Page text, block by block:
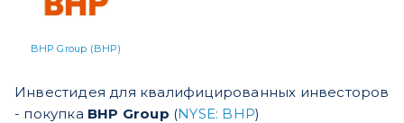
BHP Group (BHP)
Инвестидея для квалифицированных инвесторов
- покупка BHP Group (NYSE: BHP)